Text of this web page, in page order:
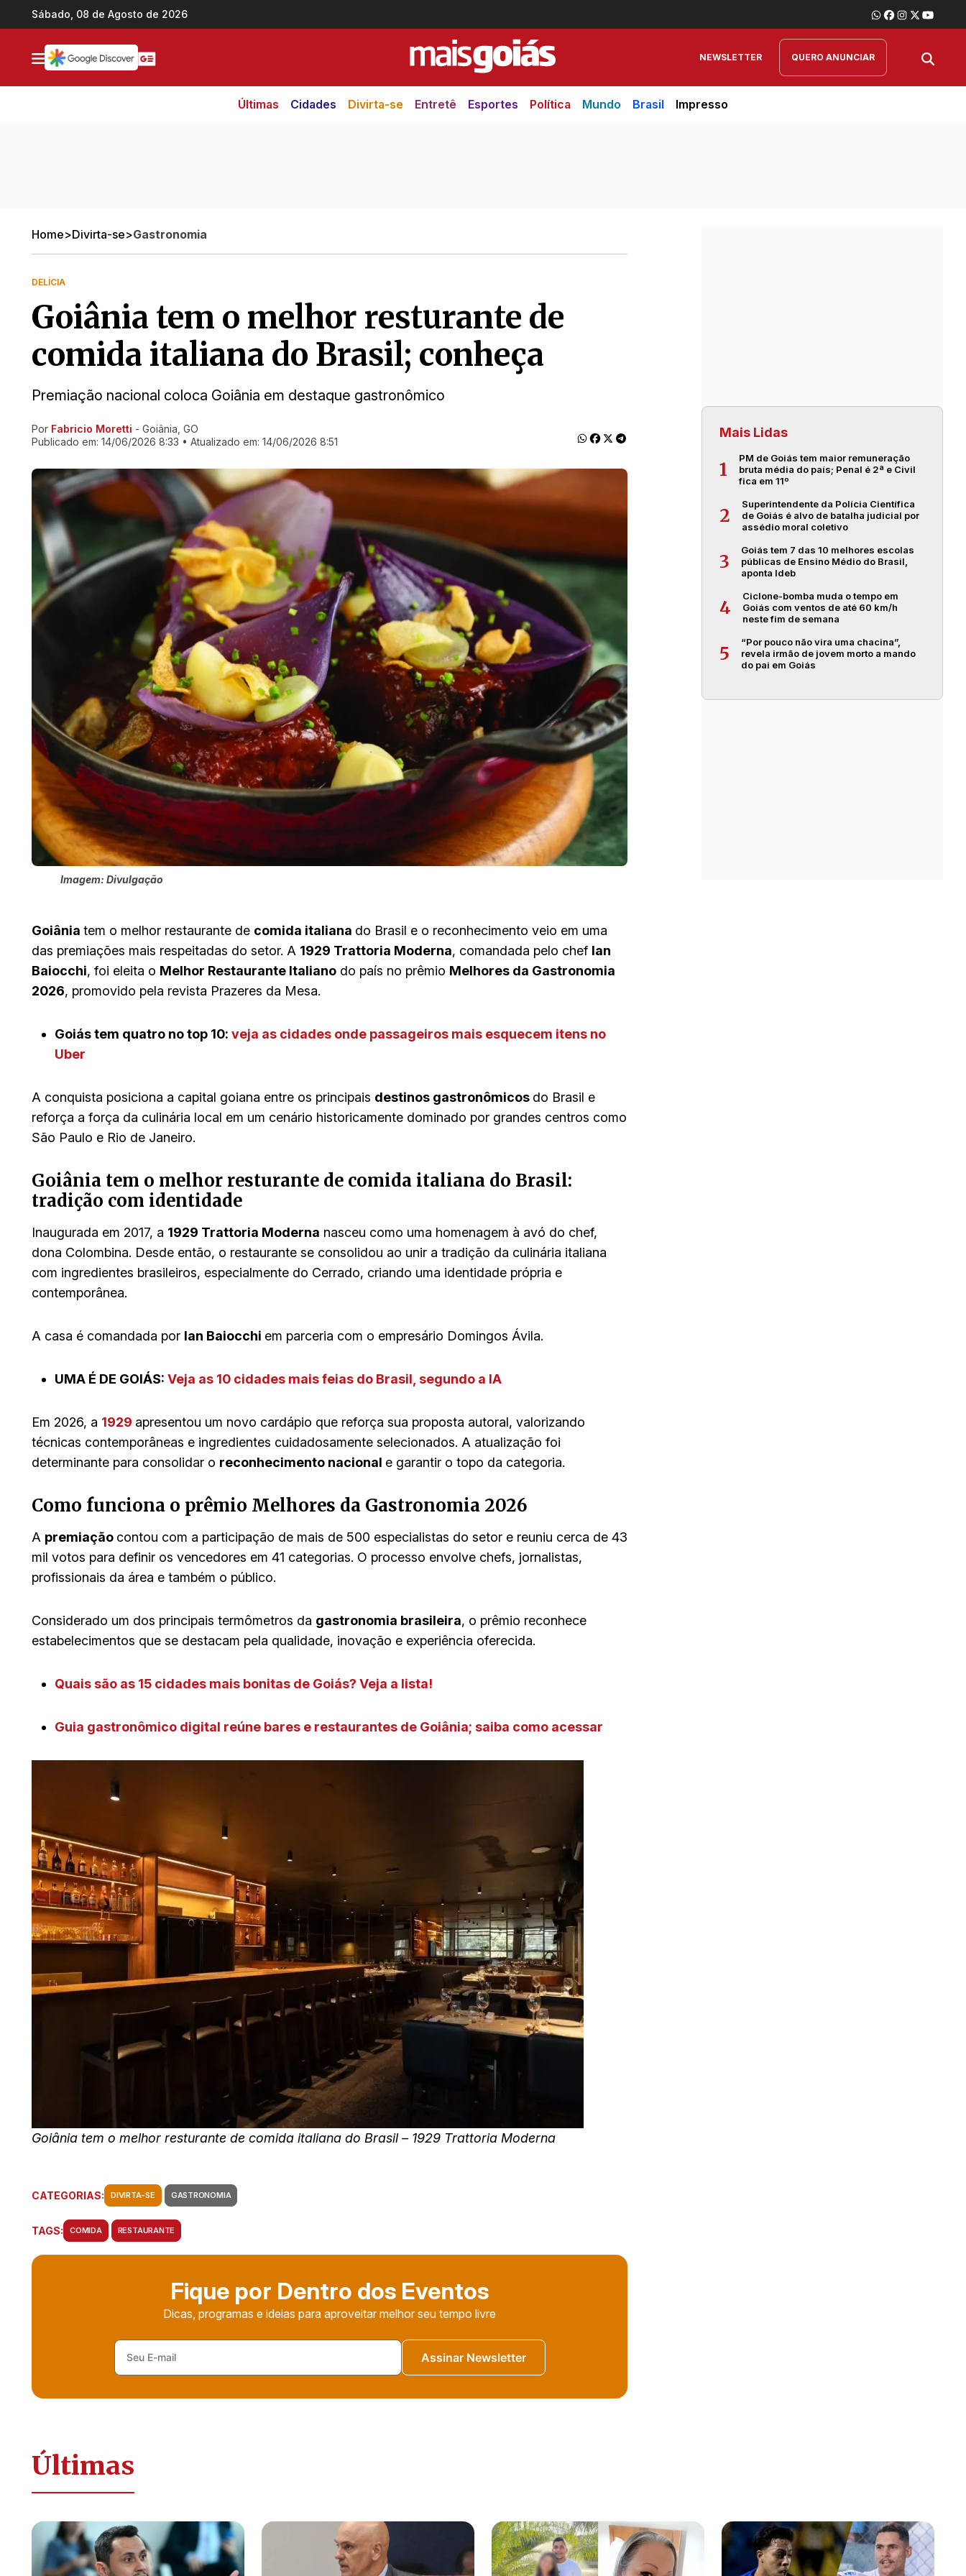
Ir direto pro conteúdo
Sábado, 08 de Agosto de 2026
NEWSLETTER QUERO ANUNCIAR
Últimas Cidades Divirta-se Entretê Esportes Política Mundo Brasil Impresso
Home>Divirta-se>Gastronomia
DELÍCIA
Goiânia tem o melhor resturante de
comida italiana do Brasil; conheça
Premiação nacional coloca Goiânia em destaque gastronômico
Ir direto pra matéria
Por Fabricio Moretti - Goiânia, GO
Publicado em: 14/06/2026 8:33 • Atualizado em: 14/06/2026 8:51
Imagem: Divulgação
Goiânia tem o melhor restaurante de comida italiana do Brasil e o reconhecimento veio em uma
das premiações mais respeitadas do setor. A 1929 Trattoria Moderna, comandada pelo chef Ian
Baiocchi, foi eleita o Melhor Restaurante Italiano do país no prêmio Melhores da Gastronomia
2026, promovido pela revista Prazeres da Mesa.
Goiás tem quatro no top 10: veja as cidades onde passageiros mais esquecem itens no
Uber
A conquista posiciona a capital goiana entre os principais destinos gastronômicos do Brasil e
reforça a força da culinária local em um cenário historicamente dominado por grandes centros como
São Paulo e Rio de Janeiro.
Goiânia tem o melhor resturante de comida italiana do Brasil:
tradição com identidade
Inaugurada em 2017, a 1929 Trattoria Moderna nasceu como uma homenagem à avó do chef,
dona Colombina. Desde então, o restaurante se consolidou ao unir a tradição da culinária italiana
com ingredientes brasileiros, especialmente do Cerrado, criando uma identidade própria e
contemporânea.
A casa é comandada por Ian Baiocchi em parceria com o empresário Domingos Ávila.
UMA É DE GOIÁS: Veja as 10 cidades mais feias do Brasil, segundo a IA
Em 2026, a 1929 apresentou um novo cardápio que reforça sua proposta autoral, valorizando
técnicas contemporâneas e ingredientes cuidadosamente selecionados. A atualização foi
determinante para consolidar o reconhecimento nacional e garantir o topo da categoria.
Como funciona o prêmio Melhores da Gastronomia 2026
A premiação contou com a participação de mais de 500 especialistas do setor e reuniu cerca de 43
mil votos para definir os vencedores em 41 categorias. O processo envolve chefs, jornalistas,
profissionais da área e também o público.
Considerado um dos principais termômetros da gastronomia brasileira, o prêmio reconhece
estabelecimentos que se destacam pela qualidade, inovação e experiência oferecida.
Quais são as 15 cidades mais bonitas de Goiás? Veja a lista!
Guia gastronômico digital reúne bares e restaurantes de Goiânia; saiba como acessar
Goiânia tem o melhor resturante de comida italiana do Brasil – 1929 Trattoria Moderna
CATEGORIAS: DIVIRTA-SE GASTRONOMIA
TAGS: COMIDA RESTAURANTE
Fique por Dentro dos Eventos
Dicas, programas e ideias para aproveitar melhor seu tempo livre
Assinar Newsletter
Mais Lidas
1
PM de Goiás tem maior remuneração
bruta média do país; Penal é 2ª e Civil
fica em 11º
2
Superintendente da Polícia Científica
de Goiás é alvo de batalha judicial por
assédio moral coletivo
3
Goiás tem 7 das 10 melhores escolas
públicas de Ensino Médio do Brasil,
aponta Ideb
4
Ciclone-bomba muda o tempo em
Goiás com ventos de até 60 km/h
neste fim de semana
5
“Por pouco não vira uma chacina”,
revela irmão de jovem morto a mando
do pai em Goiás
Últimas